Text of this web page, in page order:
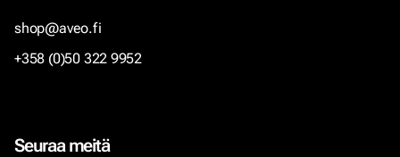
shop@aveo.fi
+358 (0)50 322 9952
Seuraa meitä